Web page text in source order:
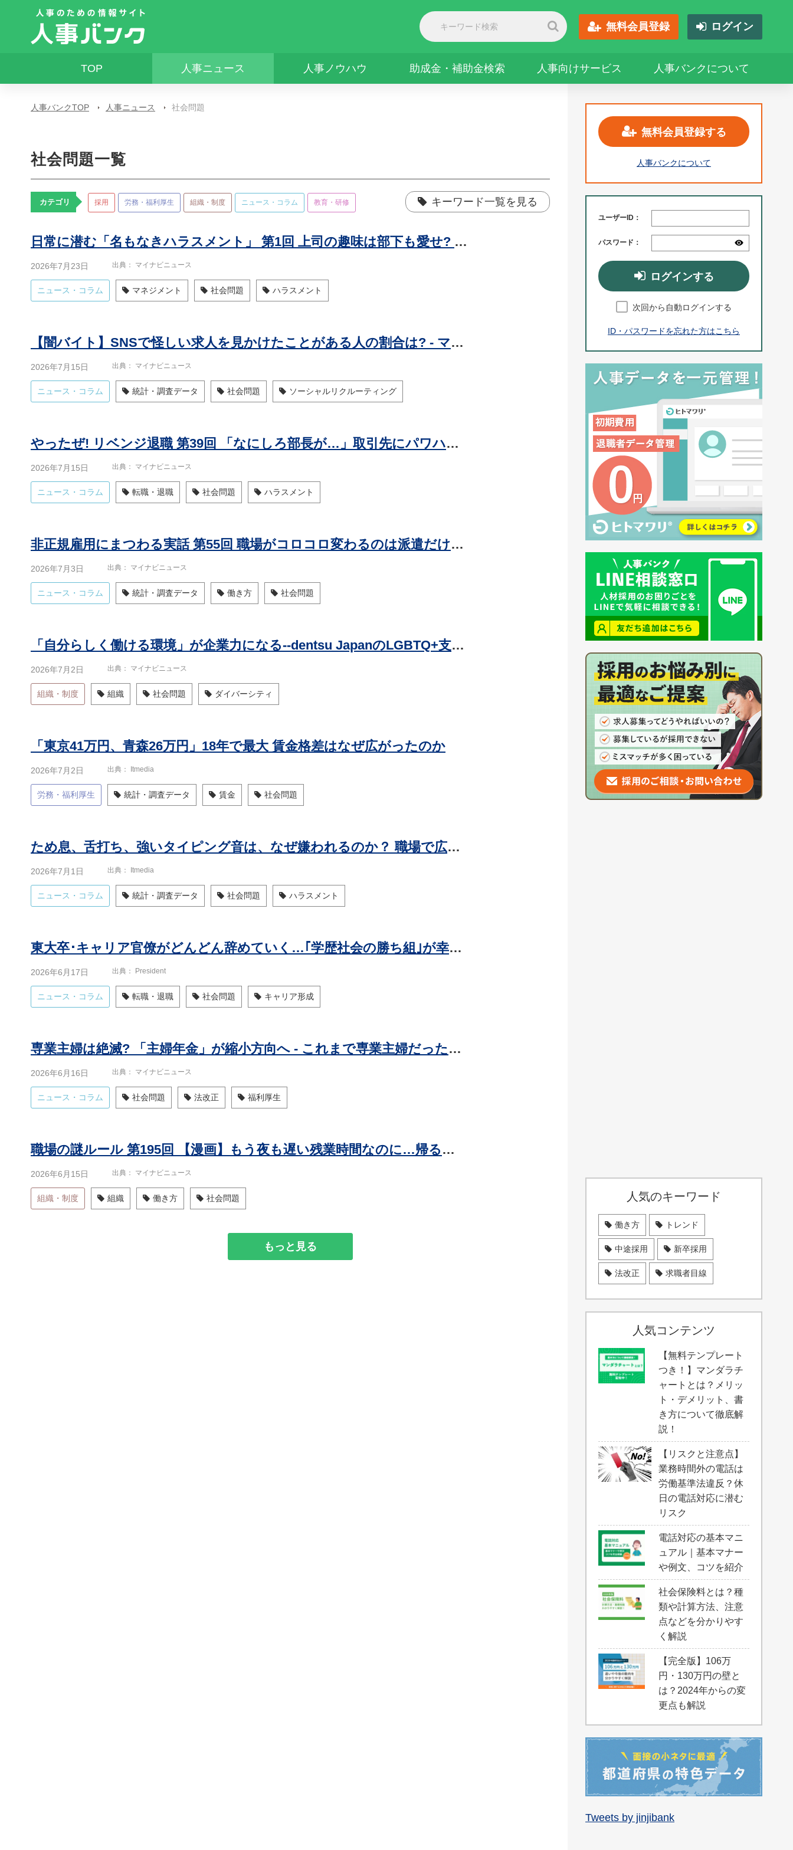
無料会員登録 ログイン
TOP 人事ニュース 人事ノウハウ 助成金・補助金検索 人事向けサービス 人事バンクについて
人事バンクTOP 人事ニュース 社会問題
社会問題一覧
カテゴリ 採用 労務・福利厚生 組織・制度 ニュース・コラム 教育・研修 キーワード一覧を見る
日常に潜む「名もなきハラスメント」 第1回 上司の趣味は部下も愛せ? 上司から出された"深夜2時の業務外指示"とは--。
2026年7月23日 出典 マイナビニュース
ニュース・コラム マネジメント 社会問題 ハラスメント
【闇バイト】SNSで怪しい求人を見かけたことがある人の割合は? - マイナビ調査
2026年7月15日 出典 マイナビニュース
ニュース・コラム 統計・調査データ 社会問題 ソーシャルリクルーティング
やったぜ! リベンジ退職 第39回 「なにしろ部長が…」取引先にパワハラ上司の悪評を広めてから辞めた
2026年7月15日 出典 マイナビニュース
ニュース・コラム 転職・退職 社会問題 ハラスメント
非正規雇用にまつわる実話 第55回 職場がコロコロ変わるのは派遣だけじゃない? 働いて知ったみんなの就労事情
2026年7月3日 出典 マイナビニュース
ニュース・コラム 統計・調査データ 働き方 社会問題
「自分らしく働ける環境」が企業力になる--dentsu JapanのLGBTQ+支援とDEI施策
2026年7月2日 出典 マイナビニュース
組織・制度 組織 社会問題 ダイバーシティ
「東京41万円、青森26万円」18年で最大 賃金格差はなぜ広がったのか
2026年7月2日 出典 Itmedia
労務・福利厚生 統計・調査データ 賃金 社会問題
ため息、舌打ち、強いタイピング音は、なぜ嫌われるのか？ 職場で広がる「音ハラ」の根っこ
2026年7月1日 出典 Itmedia
ニュース・コラム 統計・調査データ 社会問題 ハラスメント
東大卒･キャリア官僚がどんどん辞めていく…｢学歴社会の勝ち組｣が幸せになれなくなった"本当の理由"
2026年6月17日 出典 President
ニュース・コラム 転職・退職 社会問題 キャリア形成
専業主婦は絶滅? 「主婦年金」が縮小方向へ - これまで専業主婦だった人の年金はどうなるのか
2026年6月16日 出典 マイナビニュース
ニュース・コラム 社会問題 法改正 福利厚生
職場の謎ルール 第195回 【漫画】もう夜も遅い残業時間なのに…帰るには一度謝らなければいけないうちの職場の謎ルール
2026年6月15日 出典 マイナビニュース
組織・制度 組織 働き方 社会問題
もっと見る
無料会員登録する
人事バンクについて
ユーザーID：
パスワード：
ログインする
次回から自動ログインする
ID・パスワードを忘れた方はこちら
人気のキーワード
働き方 トレンド
中途採用 新卒採用
法改正 求職者目線
人気コンテンツ
【無料テンプレート
つき！】マンダラチ
ャートとは？メリッ
ト・デメリット、書
き方について徹底解
説！
【リスクと注意点】
業務時間外の電話は
労働基準法違反？休
日の電話対応に潜む
リスク
電話対応の基本マニ
ュアル｜基本マナー
や例文、コツを紹介
社会保険料とは？種
類や計算方法、注意
点などを分かりやす
く解説
【完全版】106万
円・130万円の壁と
は？2024年からの変
更点も解説
Tweets by jinjibank